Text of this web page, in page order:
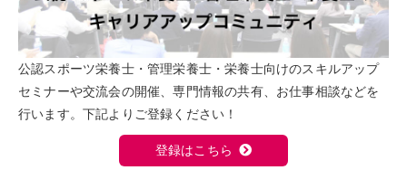
公認スポーツ栄養士・管理栄養士・栄養士向けのスキルアップ
セミナーや交流会の開催、専門情報の共有、お仕事相談などを
行います。下記よりご登録ください！
登録はこちら